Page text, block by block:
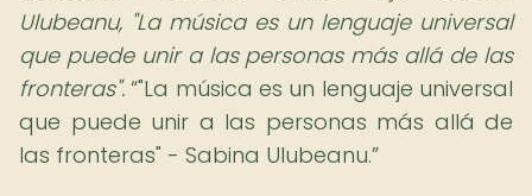
Ulubeanu, "La música es un lenguaje universal
que puede unir a las personas más allá de las
fronteras". "La música es un lenguaje universal
que puede unir a las personas más allá de
las fronteras" - Sabina Ulubeanu.